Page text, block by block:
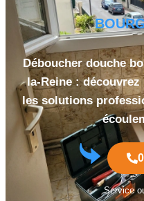
Déboucher douche
la-Reine :
les solutions
Service